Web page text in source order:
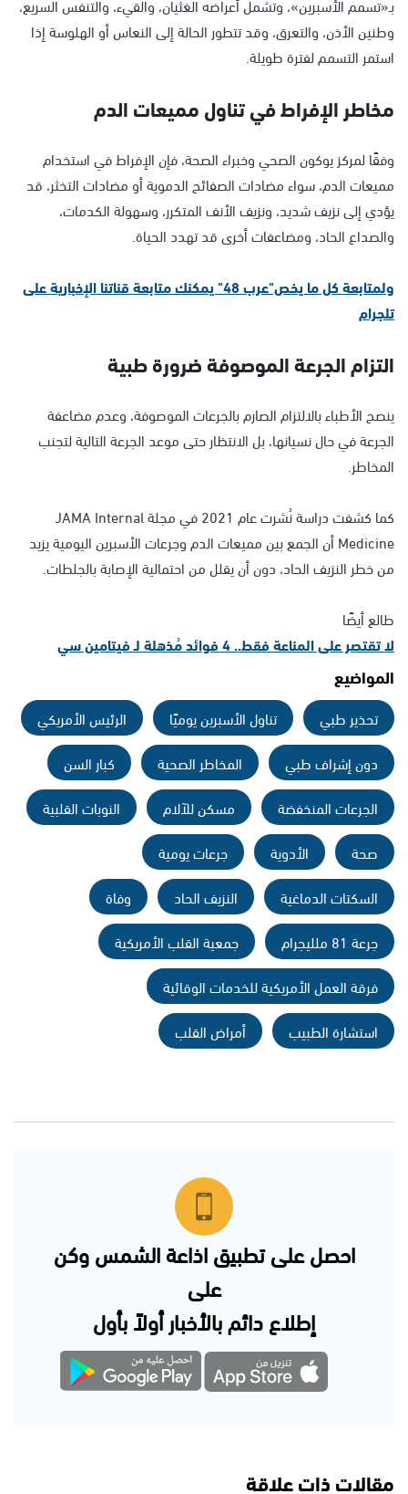
وطنين الأذن، والتعرق، وقد تتطور الحالة إلى النعاس أو الهلوسة إذا
استمر التسمم لفترة طويلة.
مخاطر الإفراط في تناول مميعات الدم
وفقًا لمركز يوكون الصحي وخبراء الصحة، فإن الإفراط في استخدام
مميعات الدم، سواء مضادات الصفائح الدموية أو مضادات التخثر، قد
يؤدي إلى نزيف شديد، ونزيف الأنف المتكرر، وسهولة الكدمات،
والصداع الحاد، ومضاعفات أخرى قد تهدد الحياة.
ولمتابعة كل ما يخص"عرب 48" يمكنك متابعة قناتنا الإخبارية على
تلجرام
التزام الجرعة الموصوفة ضرورة طبية
ينصح الأطباء بالالتزام الصارم بالجرعات الموصوفة، وعدم مضاعفة
الجرعة في حال نسيانها، بل الانتظار حتى موعد الجرعة التالية لتجنب
المخاطر.
كما كشفت دراسة نُشرت عام 2021 في مجلة JAMA Internal
Medicine أن الجمع بين مميعات الدم وجرعات الأسبرين اليومية يزيد
من خطر النزيف الحاد، دون أن يقلل من احتمالية الإصابة بالجلطات.
طالع أيضًا
لا تقتصر على المناعة فقط.. 4 فوائد مُذهلة لـ فيتامين سي
المواضيع
تحذير طبي تناول الأسبرين يوميًا
الرئيس الأمريكي
دون إشراف طبي
المخاطر الصحية
كبار السن
الجرعات المنخفضة
مسكن للآلام
النوبات القلبية
صحة
الأدوية
جرعات يومية
السكتات الدماغية
النزيف الحاد
وفاة
جرعة 81 ملليجرام
جمعية القلب الأمريكية
فرقة العمل الأمريكية للخدمات الوقائية
استشارة الطبيب
أمراض القلب
احصل على تطبيق اذاعة الشمس وكن
على
إطلاع دائم بالأخبار أولاً بأول
مقالات ذات علاقة